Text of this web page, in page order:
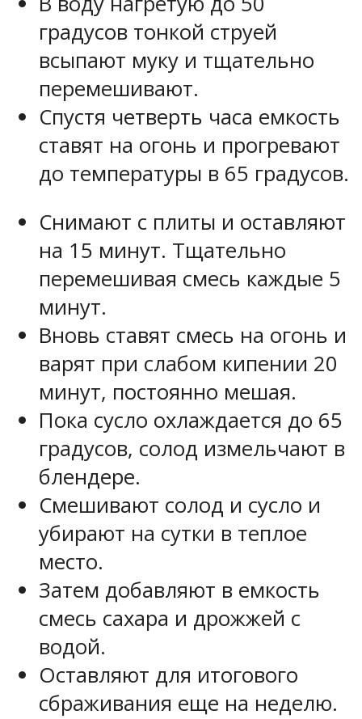
градусов тонкой струей
всыпают муку и тщательно
перемешивают.
Спустя четверть часа емкость
ставят на огонь и прогревают
до температуры в 65 градусов.
Снимают с плиты и оставляют
на 15 минут. Тщательно
перемешивая смесь каждые 5
минут.
Вновь ставят смесь на огонь и
варят при слабом кипении 20
минут, постоянно мешая.
Пока сусло охлаждается до 65
градусов, солод измельчают в
блендере.
Смешивают солод и сусло и
убирают на сутки в теплое
место.
Затем добавляют в емкость
смесь сахара и дрожжей с
водой.
Оставляют для итогового
сбраживания еще на неделю.